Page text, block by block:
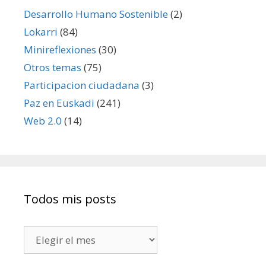
Desarrollo Humano Sostenible(2)
Lokarri (84)
Minireflexiones (30)
Otros temas (75)
Participacion ciudadana (3)
Paz en Euskadi (241)
Web 2.0 (14)
Todos mis posts
mis